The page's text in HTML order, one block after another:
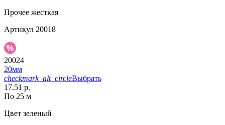
Прочее жесткая
Артикул 20018
20024
20мм
checkmark_alt_circleВыбрать
17.51 р.
По 25 м
Цвет зеленый